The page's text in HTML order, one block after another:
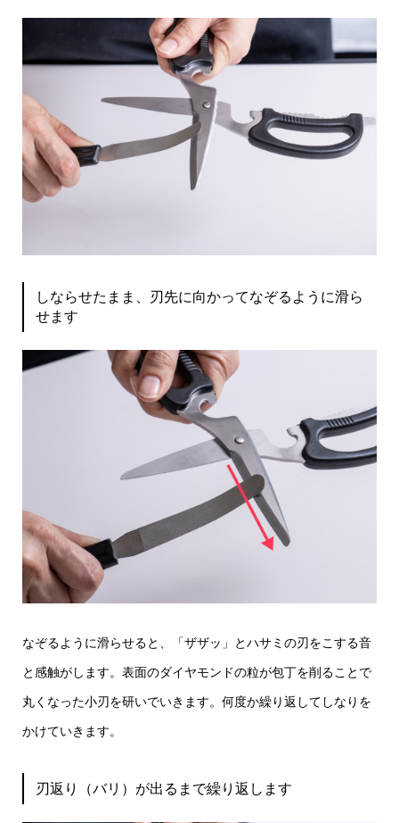
しならせたまま、刃先に向かってなぞるように滑ら
せます
なぞるように滑らせると、「ザザッ」とハサミの刃をこする音
と感触がします。表面のダイヤモンドの粒が包丁を削ることで
丸くなった小刃を研いでいきます。何度か繰り返してしなりを
かけていきます。
刃返り（バリ）が出るまで繰り返します